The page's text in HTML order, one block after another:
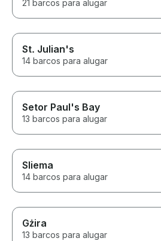
21 barcos para alugar
St. Julian's
14 barcos para alugar
Setor Paul's Bay
13 barcos para alugar
Sliema
14 barcos para alugar
Gżira
13 barcos para alugar